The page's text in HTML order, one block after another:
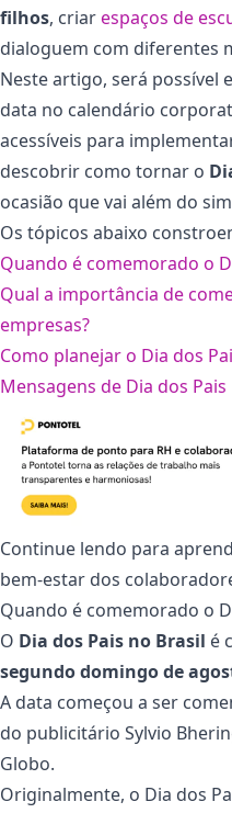
filhos, criarespaços de
dialoguem com diferentes
Neste artigo, será possível
data no calendário
acessíveis para
descobrir como tornar o
ocasião que vai além do
Os tópicos abaixo
Quando é comemorado o
Qual a importância de
empresas?
Como planejar o Dia dos
Mensagens de Dia dos Pais
Continue lendo para
bem-estar dos
Quando é comemorado o
O Dia dos Pais no Brasil é
segundo domingo de
A data começou a ser
do publicitário Sylvio
Globo.
Originalmente, o Dia dos